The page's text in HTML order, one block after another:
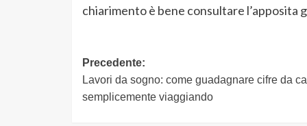
chiarimento è bene consultare l’apposita
Navigazione
articolo
Precedente:
Lavori da sogno: come guadagnare cifre da
semplicemente viaggiando